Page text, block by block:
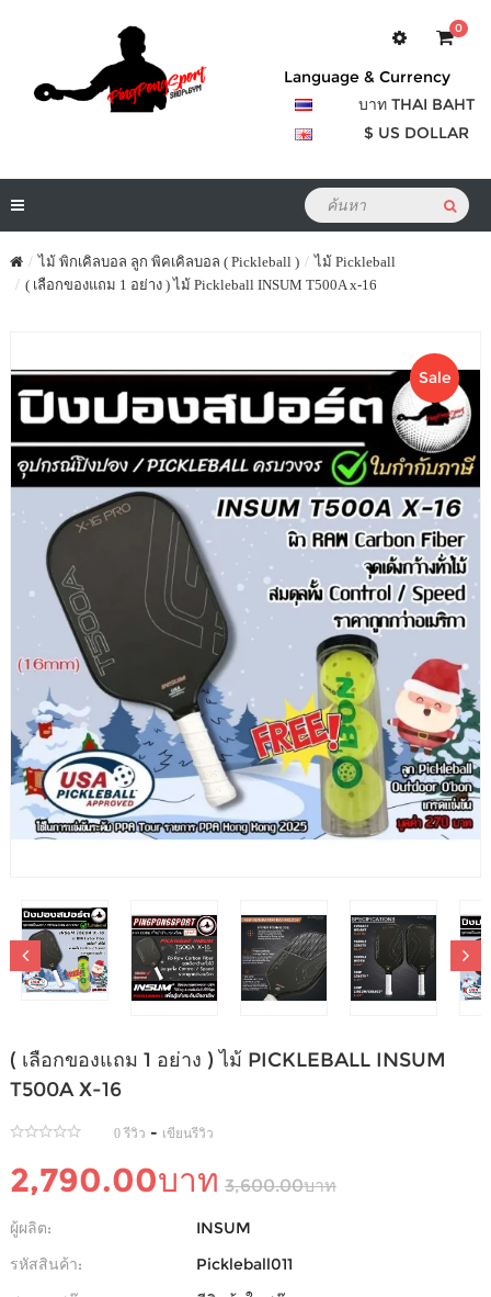
0
Language & Currency
บาท THAI BAHT
$ US DOLLAR
ไม้ พิกเคิลบอล ลูก พิคเคิลบอล ( Pickleball )
ไม้ Pickleball
( เลือกของแถม 1 อย่าง ) ไม้ Pickleball INSUM T500A x-16
Sale
( เลือกของแถม 1 อย่าง ) ไม้ PICKLEBALL INSUM
T500A X-16
0 รีวิว - เขียนรีวิว
2,790.00บาท 3,600.00บาท
ผู้ผลิต:
INSUM
รหัสสินค้า:
Pickleball011